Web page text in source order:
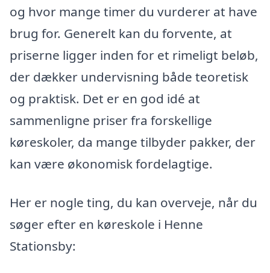
og hvor mange timer du vurderer at have
brug for. Generelt kan du forvente, at
priserne ligger inden for et rimeligt beløb,
der dækker undervisning både teoretisk
og praktisk. Det er en god idé at
sammenligne priser fra forskellige
køreskoler, da mange tilbyder pakker, der
kan være økonomisk fordelagtige.
Her er nogle ting, du kan overveje, når du
søger efter en køreskole i Henne
Stationsby: